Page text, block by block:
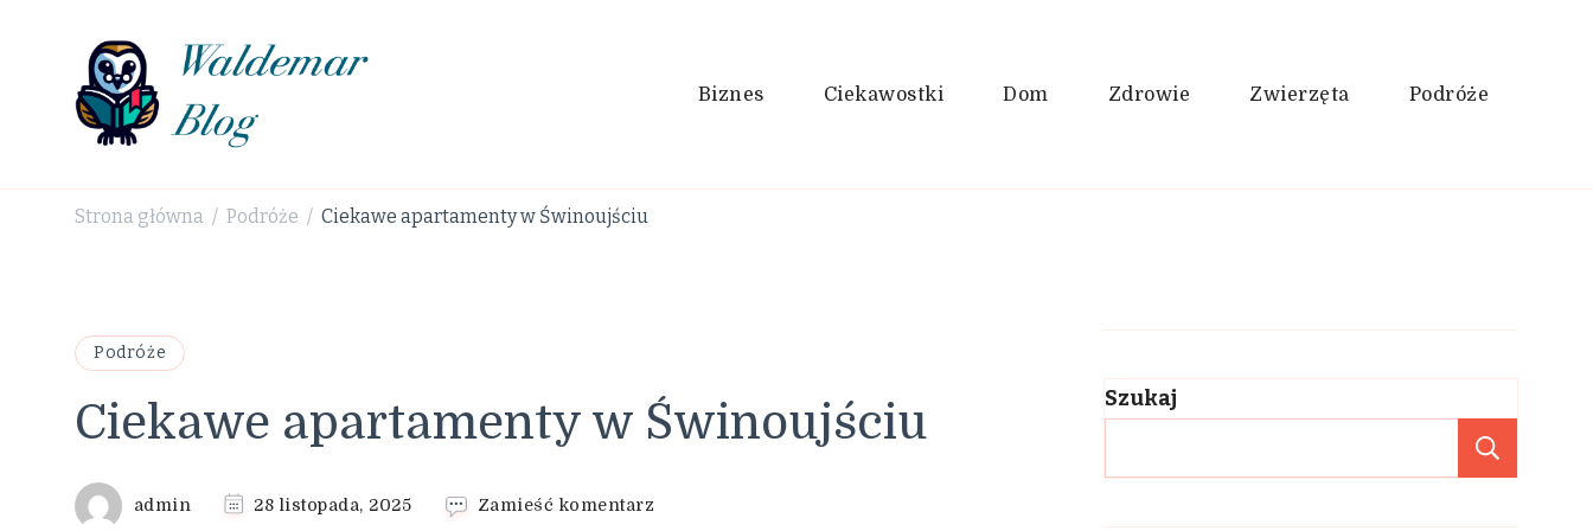
Biznes Ciekawostki Dom Zdrowie Zwierzęta Podróże
Strona główna / Podróże / Ciekawe apartamenty w Świnoujściu
Podróże
Ciekawe apartamenty w Świnoujściu
admin 28 listopada, 2025 Zamieść komentarz
Szukaj